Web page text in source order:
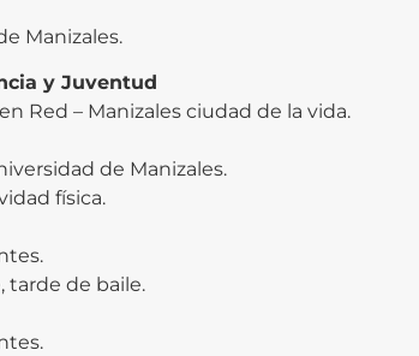
Manizales.
y Juventud
Red – Manizales ciudad de la vida.
de Manizales.
física.
tarde de baile.